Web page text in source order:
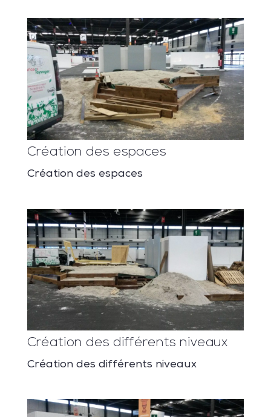
Création des espaces
Création des espaces
Création des différents niveaux
Création des différents niveaux